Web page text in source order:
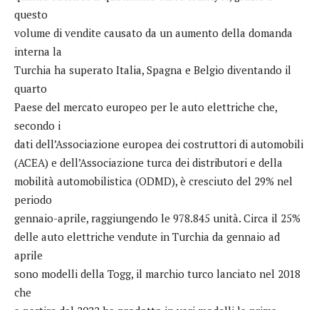
questo
volume di vendite causato da un aumento della domanda
interna la
Turchia ha superato Italia, Spagna e Belgio diventando il
quarto
Paese del mercato europeo per le auto elettriche che,
secondo i
dati dell’Associazione europea dei costruttori di automobili
(ACEA) e dell’Associazione turca dei distributori e della
mobilità automobilistica (ODMD), è cresciuto del 29% nel
periodo
gennaio-aprile, raggiungendo le 978.845 unità. Circa il 25%
delle auto elettriche vendute in Turchia da gennaio ad
aprile
sono modelli della Togg, il marchio turco lanciato nel 2018
che